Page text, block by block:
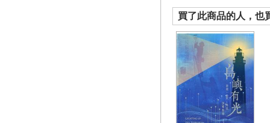
買了此商品的人，也